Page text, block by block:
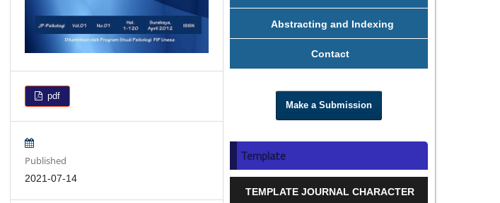
pdf
Published
2021-07-14
Abstracting and Indexing
Contact
Make a Submission
Template
TEMPLATE JOURNAL CHARACTER